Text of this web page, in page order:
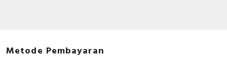
Metode Pembayaran